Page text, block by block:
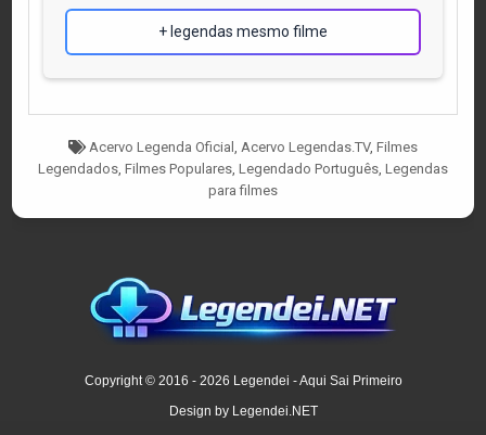
+ legendas mesmo filme
Tagged
Acervo Legenda Oficial Acervo Legendas.TV, Filmes
Legendados Filmes Populares Legendado Português Legendas
para filmes
Copyright © 2016 - 2026 Legendei - Aqui Sai Primeiro
Design by Legendei.NET